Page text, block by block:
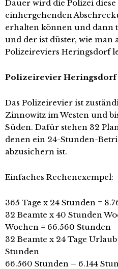
Dauer wird die Polizei
einhergehenden
erhalten können und dann
und der ist düster, wie man
Polizeireviers Heringsdorf
Polizeirevier Heringsdorf
Das Polizeirevier ist
Zinnowitz im Westen und
Süden. Dafür stehen 32
denen ein 24-Stunden-
abzusichern ist.
Einfaches Rechenexempel:
365 Tage x 24 Stunden =
32 Beamte x 40 Stunden
Wochen = 66.560 Stunden
32 Beamte x 24 Tage
Stunden
66.560 Stunden – 6.144